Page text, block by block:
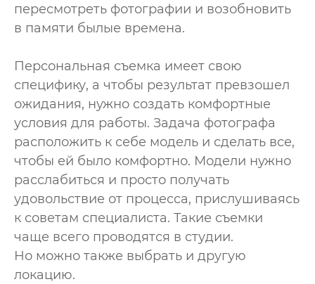
пересмотреть фотографии и возобновить
в памяти былые времена.
Персональная съемка имеет свою
специфику, а чтобы результат превзошел
ожидания, нужно создать комфортные
условия для работы. Задача фотографа
расположить к себе модель и сделать все,
чтобы ей было комфортно. Модели нужно
расслабиться и просто получать
удовольствие от процесса, прислушиваясь
к советам специалиста. Такие съемки
чаще всего проводятся в студии.
Но можно также выбрать и другую
локацию.